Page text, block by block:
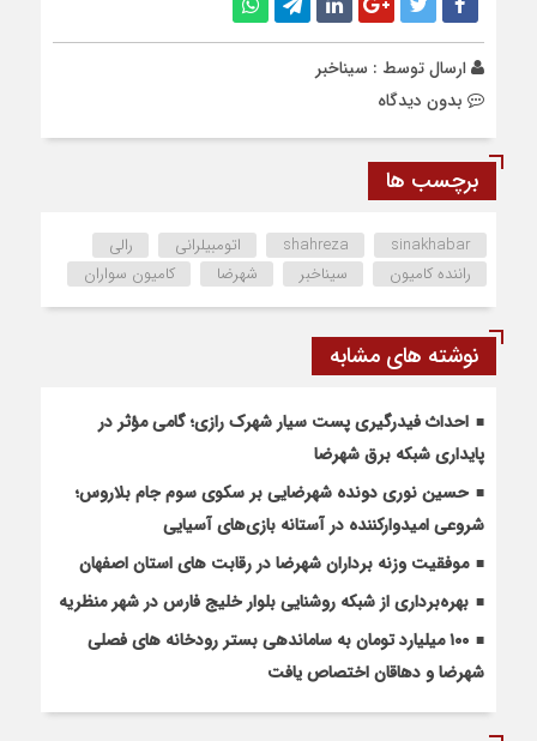
ارسال توسط : سیناخبر
بدون دیدگاه
برچسب ها
shahreza sinakhabar اتومبیلرانی
رالی
راننده کامیون
سیناخبر شهرضا کامیون سواران
نوشته های مشابه
احداث فیدرگیری پست سیار شهرک رازی؛ گامی مؤثر در
پایداری شبکه برق شهرضا
حسین نوری دونده شهرضایی بر سکوی سوم جام بلاروس؛
شروعی امیدوارکننده در آستانه بازی‌های آسیایی
موفقیت وزنه برداران شهرضا در رقابت های استان اصفهان
بهره‌برداری از شبکه روشنایی بلوار خلیج فارس در شهر منظریه
۱۰۰ میلیارد تومان به ساماندهی بستر رودخانه های فصلی
شهرضا و دهاقان اختصاص یافت